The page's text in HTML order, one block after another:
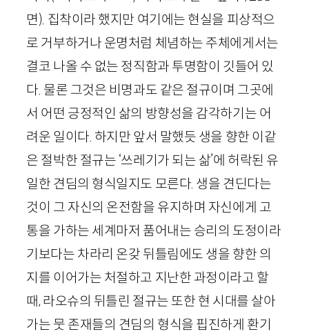
면). 집착이라 했지만 여기에는 현실을 피상적으
로 거부하거나 운명처럼 체념하는 주체에게서는
결코 나올 수 없는 정직함과 투명함이 깃들어 있
다. 물론 그것은 비명과도 같은 절규이며 그곳에
서 어떤 긍정적인 삶의 방향성을 감각하기는 어
려운 일이다. 하지만 앞서 말했듯 생을 향한 이같
은 절박한 절규는 ‘쓰레기가 되는 삶’에 허락된 유
일한 견딤의 형식일지도 모른다. 생을 견딘다는
것이 그 자신의 온전함을 유지하며 자신에게 고
통을 가하는 세계마저 품어내는 승리의 도정이라
기보다는 차라리 온갖 뒤틀림에도 생을 향한 의
지를 이어가는 처절하고 지난한 과정이라고 할
때, 라오슈의 뒤틀린 절규는 또한 현 시대를 살아
가는 뭇 존재들의 견딤의 형식을 핍진하게 환기